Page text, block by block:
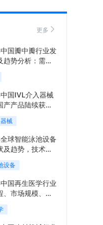
更多
国瓣中瓣行业发
趋势分析：需求
放，市场发展前
」
国IVL介入器械
产产品陆续获
将进入持续高增
图」
械
球智能泳池设备
及趋势，技术端
集成、绿色节能
图」
设备
国再生医学行业
、市场规模、相
产业链、竞争格
潜力分析「图」